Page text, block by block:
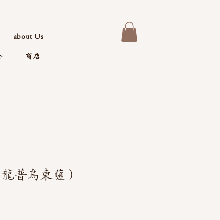
about Us
商店
普烏東薩）